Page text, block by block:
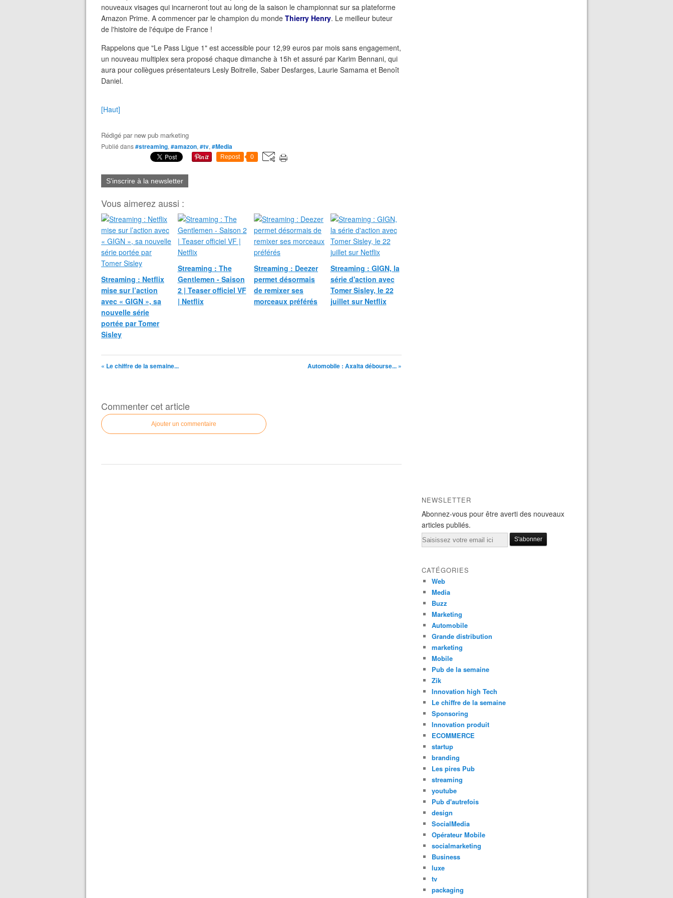
nouveaux visages qui incarneront tout au long de la saison le championnat sur sa plateforme
Amazon Prime. A commencer par le champion du monde Thierry Henry. Le meilleur buteur
de l'histoire de l'équipe de France !
Rappelons que "Le Pass Ligue 1" est accessible pour 12,99 euros par mois sans engagement,
un nouveau multiplex sera proposé chaque dimanche à 15h et assuré par Karim Bennani, qui
aura pour collègues présentateurs Lesly Boitrelle, Saber Desfarges, Laurie Samama et Benoît
Daniel.
[Haut]
Rédigé par new pub marketing
Publié dans#streaming, #amazon, #tv, #Media
Repost 0
S'inscrire à la newsletter
Vous aimerez aussi :
Streaming : Netflix
mise sur l’action
avec « GIGN », sa
nouvelle série
portée par Tomer
Sisley
Streaming : The
Gentlemen - Saison
2 | Teaser officiel VF
| Netflix
Streaming : Deezer
permet désormais
de remixer ses
morceaux préférés
Streaming : GIGN, la
série d'action avec
Tomer Sisley, le 22
juillet sur Netflix
« Le chiffre de la semaine... Automobile : Axalta débourse... »
Commenter cet article
Ajouter un commentaire
NEWSLETTER
Abonnez-vous pour être averti des nouveaux
articles publiés.
Email
CATÉGORIES
Web
Media
Buzz
Marketing
Automobile
Grande distribution
marketing
Mobile
Pub de la semaine
Zik
Innovation high Tech
Le chiffre de la semaine
Sponsoring
Innovation produit
ECOMMERCE
startup
branding
Les pires Pub
streaming
youtube
Pub d'autrefois
design
SocialMedia
Opérateur Mobile
socialmarketing
Business
luxe
tv
packaging